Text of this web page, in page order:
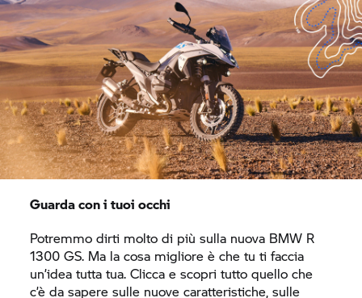
Guarda con i tuoi occhi
Potremmo dirti molto di più sulla nuova BMW R
1300 GS. Ma la cosa migliore è che tu ti faccia
un’idea tutta tua. Clicca e scopri tutto quello che
c’è da sapere sulle nuove caratteristiche, sulle